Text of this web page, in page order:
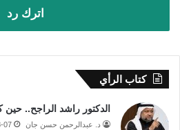
اترك رد
كتاب الرأي
الدكتور راشد الراجح.. حين
د. عبدالرحمن حسن جان 07